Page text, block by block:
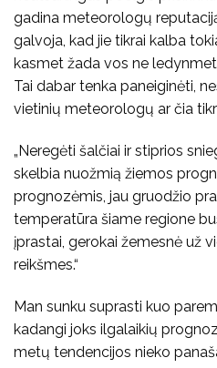
gadina meteorologų
galvoja, kad jie tikrai kalba
kasmet žada vos ne
Tai dabar tenka paneiginėti,
vietinių meteorologų ar čia
„Neregėti šalčiai ir stiprios
skelbia nuožmią žiemos
prognozėmis, jau gruodžio
temperatūra šiame regione
įprastai, gerokai žemesnė už
reikšmes.“
Man sunku suprasti kuo
kadangi joks ilgalaikių
metų tendencijos nieko